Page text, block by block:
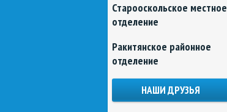
Старооскольское местное
отделение
Ракитянское районное
отделение
НАШИ ДРУЗЬЯ